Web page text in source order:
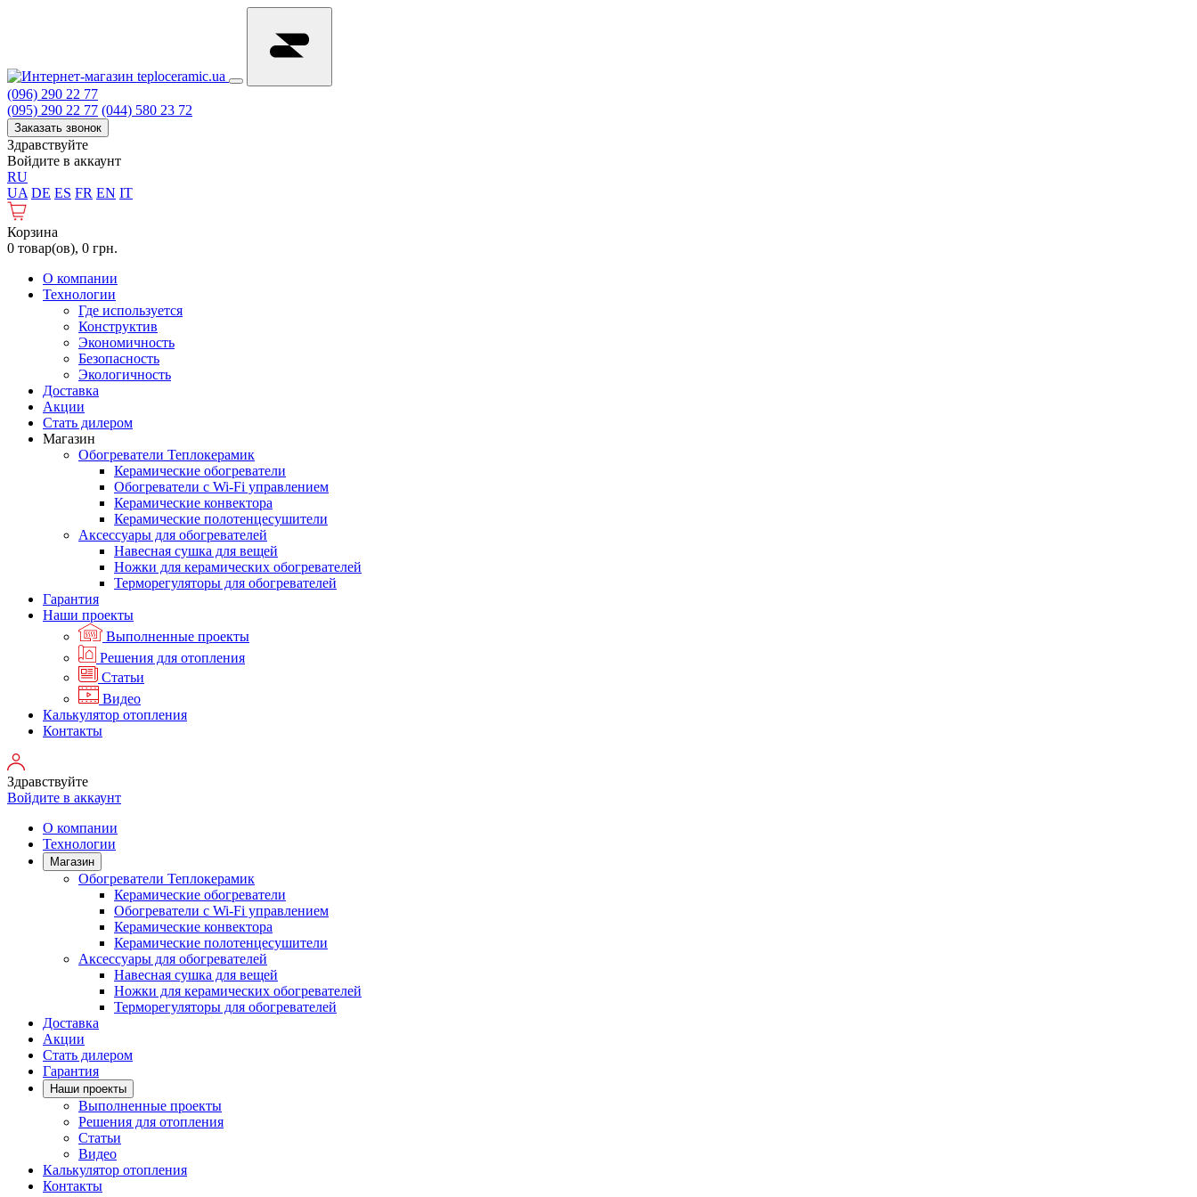
(096) 290 22 77
(095) 290 22 77 (044) 580 23 72
Заказать звонок
Здравствуйте
Войдите в аккаунт
RU
UA DE ES FR EN IT
Корзина
0 товар(ов), 0 грн.
О компании
Технологии
Где используется
Конструктив
Экономичность
Безопасность
Экологичность
Доставка
Акции
Стать дилером
Магазин
Обогреватели Теплокерамик
Керамические обогреватели
Обогреватели с Wi-Fi управлением
Керамические конвектора
Керамические полотенцесушители
Аксессуары для обогревателей
Навесная сушка для вещей
Ножки для керамических обогревателей
Терморегуляторы для обогревателей
Гарантия
Наши проекты
Выполненные проекты
Решения для отопления
Статьи
Видео
Калькулятор отопления
Контакты
Здравствуйте
Войдите в аккаунт
О компании
Технологии
Магазин
Обогреватели Теплокерамик
Керамические обогреватели
Обогреватели с Wi-Fi управлением
Керамические конвектора
Керамические полотенцесушители
Аксессуары для обогревателей
Навесная сушка для вещей
Ножки для керамических обогревателей
Терморегуляторы для обогревателей
Доставка
Акции
Стать дилером
Гарантия
Наши проекты
Выполненные проекты
Решения для отопления
Статьи
Видео
Калькулятор отопления
Контакты